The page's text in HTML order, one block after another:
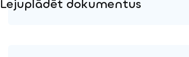
Lejuplādēt dokumentus